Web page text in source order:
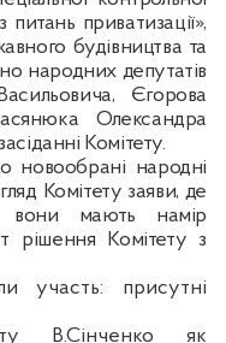
питань приватизації»,
будівництва та
народних депутатів
Єгорова
Олександра
Комітету.
новообрані народні
Комітету заяви, де
вони мають намір
рішення Комітету з
участь: присутні
В.Сінченко як